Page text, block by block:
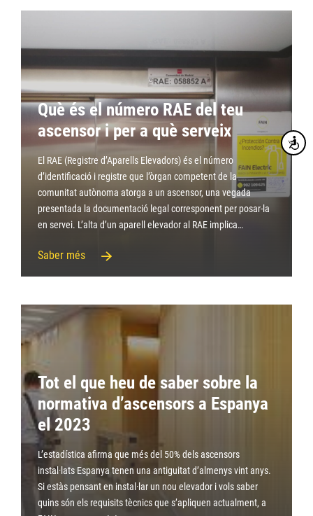
Què és el número RAE del teu
ascensor i per a què serveix
El RAE (Registre d’Aparells Elevadors) és el número
d’identificació i registre que l’òrgan competent de la
comunitat autònoma atorga a un ascensor, una vegada
presentada la documentació legal corresponent per posar-la
en servei. L’alta d’un aparell elevador al RAE implica…
Saber més
Tot el que heu de saber sobre la
normativa d’ascensors a Espanya
el 2023
L’estadística afirma que més del 50% dels ascensors
instal·lats Espanya tenen una antiguitat d’almenys vint anys.
Si estàs pensant en instal·lar un nou elevador i vols saber
quins són els requisits tècnics que s’apliquen actualment, a